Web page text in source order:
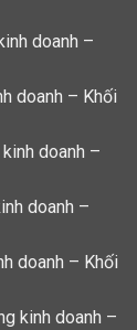
doanh –
doanh – Khối
doanh –
doanh –
doanh – Khối
kinh doanh –